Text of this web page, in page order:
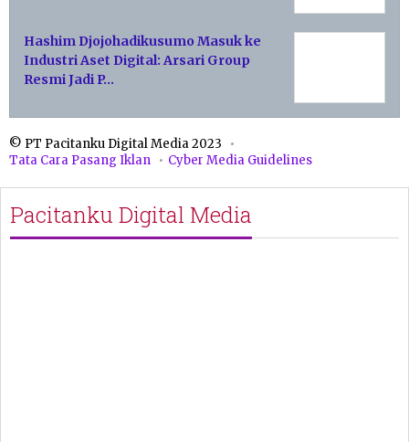
Hashim Djojohadikusumo Masuk ke
Industri Aset Digital: Arsari Group
Resmi Jadi P…
© PT Pacitanku Digital Media 2023
Tata Cara Pasang Iklan
Cyber Media Guidelines
Pacitanku Digital Media